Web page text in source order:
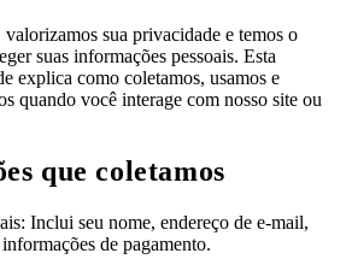
valorizamos sua privacidade e temos o
suas informações pessoais. Esta
explica como coletamos, usamos e
quando você interage com nosso site ou
que coletamos
Inclui seu nome, endereço de e-mail,
de pagamento.